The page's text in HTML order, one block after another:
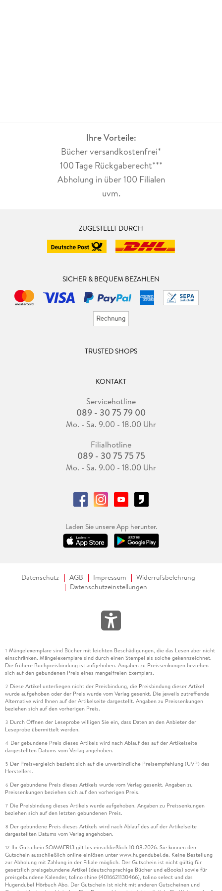
Ihre Vorteile:
Bücher versandkostenfrei*
100 Tage Rückgaberecht***
Abholung in über 100 Filialen
uvm.
ZUGESTELLT DURCH
SICHER & BEQUEM BEZAHLEN
TRUSTED SHOPS
KONTAKT
Servicehotline
089 - 30 75 79 00
Mo. - Sa. 9.00 - 18.00 Uhr
Filialhotline
089 - 30 75 75 75
Mo. - Sa. 9.00 - 18.00 Uhr
Laden Sie unsere App herunter.
Datenschutz AGB Impressum
Widerrufsbelehrung
Datenschutzeinstellungen
1 Mängelexemplare sind Bücher mit leichten Beschädigungen, die das Lesen aber nicht
einschränken. Mängelexemplare sind durch einen Stempel als solche gekennzeichnet.
Die frühere Buchpreisbindung ist aufgehoben. Angaben zu Preissenkungen beziehen
sich auf den gebundenen Preis eines mangelfreien Exemplars.
2 Diese Artikel unterliegen nicht der Preisbindung, die Preisbindung dieser Artikel
wurde aufgehoben oder der Preis wurde vom Verlag gesenkt. Die jeweils zutreffende
Alternative wird Ihnen auf der Artikelseite dargestellt. Angaben zu Preissenkungen
beziehen sich auf den vorherigen Preis.
3 Durch Öffnen der Leseprobe willigen Sie ein, dass Daten an den Anbieter der
Leseprobe übermittelt werden.
4 Der gebundene Preis dieses Artikels wird nach Ablauf des auf der Artikelseite
dargestellten Datums vom Verlag angehoben.
5 Der Preisvergleich bezieht sich auf die unverbindliche Preisempfehlung (UVP) des
Herstellers.
6 Der gebundene Preis dieses Artikels wurde vom Verlag gesenkt. Angaben zu
Preissenkungen beziehen sich auf den vorherigen Preis.
7 Die Preisbindung dieses Artikels wurde aufgehoben. Angaben zu Preissenkungen
beziehen sich auf den letzten gebundenen Preis.
8 Der gebundene Preis dieses Artikels wird nach Ablauf des auf der Artikelseite
dargestellten Datums vom Verlag angehoben.
12 Ihr Gutschein SOMMER13 gilt bis einschließlich 10.08.2026. Sie können den
Gutschein ausschließlich online einlösen unter www.hugendubel.de. Keine Bestellung
zur Abholung mit Zahlung in der Filiale möglich. Der Gutschein ist nicht gültig für
gesetzlich preisgebundene Artikel (deutschsprachige Bücher und eBooks) sowie für
preisgebundene Kalender, tolino shine (4016621130466), tolino select und das
Hugendubel Hörbuch Abo. Der Gutschein ist nicht mit anderen Gutscheinen und